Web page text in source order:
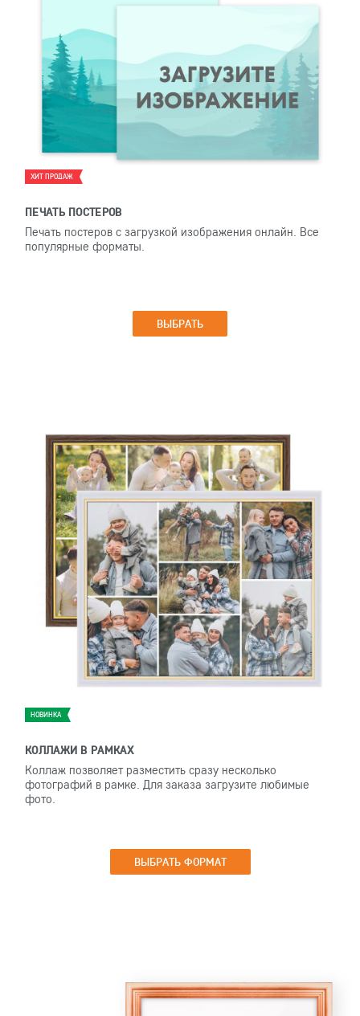
ХИТ ПРОДАЖ
ПЕЧАТЬ ПОСТЕРОВ
Печать постеров с загрузкой изображения онлайн. Все
популярные форматы.
ВЫБРАТЬ
НОВИНКА
КОЛЛАЖИ В РАМКАХ
Коллаж позволяет разместить сразу несколько
фотографий в рамке. Для заказа загрузите любимые
фото.
ВЫБРАТЬ ФОРМАТ